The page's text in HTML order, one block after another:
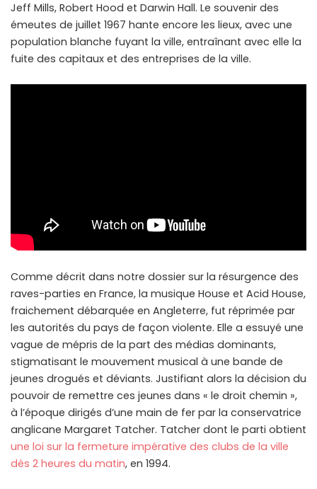
Jeff Mills, Robert Hood et Darwin Hall. Le souvenir des
émeutes de juillet 1967 hante encore les lieux, avec une
population blanche fuyant la ville, entraînant avec elle la
fuite des capitaux et des entreprises de la ville.
Comme décrit dans notre dossier sur la résurgence des
raves-parties en France, la musique House et Acid House,
fraichement débarquée en Angleterre, fut réprimée par
les autorités du pays de façon violente. Elle a essuyé une
vague de mépris de la part des médias dominants,
stigmatisant le mouvement musical à une bande de
jeunes drogués et déviants. Justifiant alors la décision du
pouvoir de remettre ces jeunes dans « le droit chemin »,
à l’époque dirigés d’une main de fer par la conservatrice
anglicane Margaret Tatcher. Tatcher dont le parti obtient
une loi sur la fermeture impérative des clubs de la ville
dès 2 heures du matin, en 1994.